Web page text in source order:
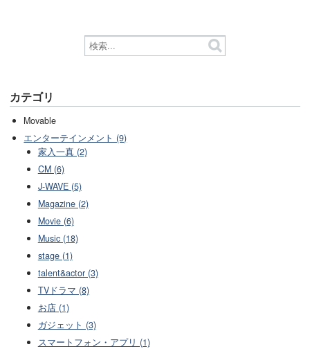
カテゴリ
Movable
エンターテインメント (9)
家入一真 (2)
CM (6)
J-WAVE (5)
Magazine (2)
Movie (6)
Music (18)
stage (1)
talent&actor (3)
TVドラマ (8)
お店 (1)
ガジェット (3)
スマートフォン・アプリ (1)